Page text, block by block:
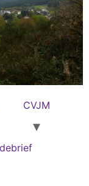
CVJM